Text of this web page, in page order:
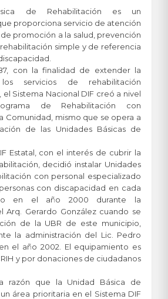
de Rehabilitación es un
proporciona servicio de atención
promoción a la salud, prevención
simple y de referencia
con la finalidad de extender la
servicios de rehabilitación
el Sistema Nacional DIF creó a nivel
de Rehabilitación con
Comunidad, mismo que se opera a
de las Unidades Básicas de
Estatal, con el interés de cubrir la
decidió instalar Unidades
con personal especializado
con discapacidad en cada
en el año 2000 durante la
Arq. Gerardo González cuando se
de la UBR de este municipio,
la administración del Lic. Pedro
el año 2002. El equipamiento es
y por donaciones de ciudadanos
razón que la Unidad Básica de
área prioritaria en el Sistema DIF